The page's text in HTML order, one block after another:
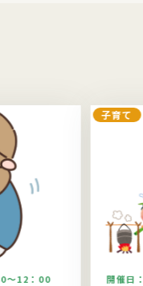
～12：00
子育て
開催日